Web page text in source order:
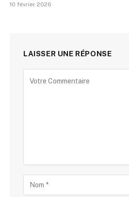
10 février 2026
LAISSER UNE RÉPONSE